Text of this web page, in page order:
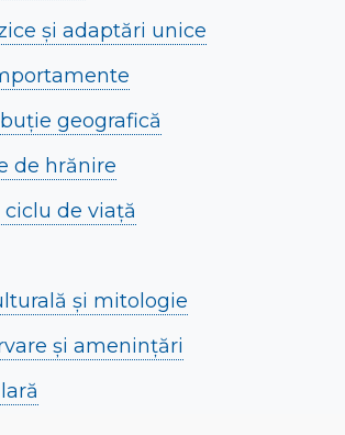
și adaptări unice
geografică
de hrănire
de viață
și mitologie
și amenințări